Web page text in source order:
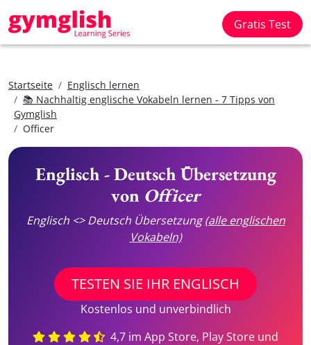
Gratis Test
Startseite
Englisch lernen
📚 Nachhaltig englische Vokabeln lernen - 7 Tipps von
Gymglish
Officer
Englisch - Deutsch Übersetzung
von Officer
Englisch <> Deutsch Übersetzung(alle englischen
Vokabeln)
TESTEN SIE IHR ENGLISCH
Kostenlos und unverbindlich
4,7 im App Store, Play Store und